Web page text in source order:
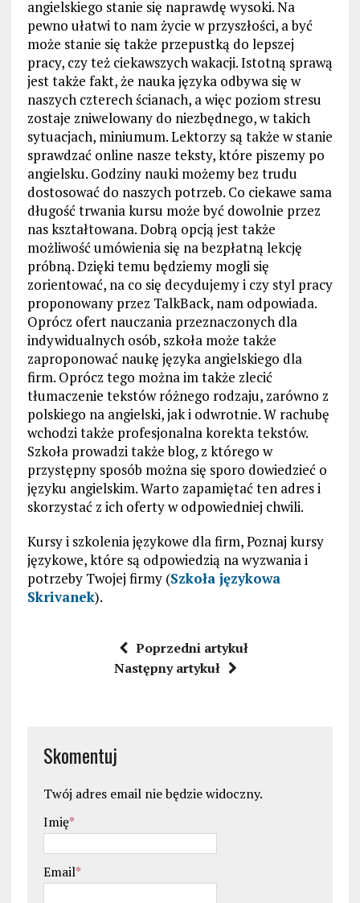
angielskiego stanie się naprawdę wysoki. Na
pewno ułatwi to nam życie w przyszłości, a być
może stanie się także przepustką do lepszej
pracy, czy też ciekawszych wakacji. Istotną sprawą
jest także fakt, że nauka języka odbywa się w
naszych czterech ścianach, a więc poziom stresu
zostaje zniwelowany do niezbędnego, w takich
sytuacjach, miniumum. Lektorzy są także w stanie
sprawdzać online nasze teksty, które piszemy po
angielsku. Godziny nauki możemy bez trudu
dostosować do naszych potrzeb. Co ciekawe sama
długość trwania kursu może być dowolnie przez
nas kształtowana. Dobrą opcją jest także
możliwość umówienia się na bezpłatną lekcję
próbną. Dzięki temu będziemy mogli się
zorientować, na co się decydujemy i czy styl pracy
proponowany przez TalkBack, nam odpowiada.
Oprócz ofert nauczania przeznaczonych dla
indywidualnych osób, szkoła może także
zaproponować naukę języka angielskiego dla
firm. Oprócz tego można im także zlecić
tłumaczenie tekstów różnego rodzaju, zarówno z
polskiego na angielski, jak i odwrotnie. W rachubę
wchodzi także profesjonalna korekta tekstów.
Szkoła prowadzi także blog, z którego w
przystępny sposób można się sporo dowiedzieć o
języku angielskim. Warto zapamiętać ten adres i
skorzystać z ich oferty w odpowiedniej chwili.
Kursy i szkolenia językowe dla firm, Poznaj kursy
językowe, które są odpowiedzią na wyzwania i
potrzeby Twojej firmy (Szkoła językowa
Skrivanek).
Poprzedni artykuł
Następny artykuł
Skomentuj
Twój adres email nie będzie widoczny.
Imię*
Email*